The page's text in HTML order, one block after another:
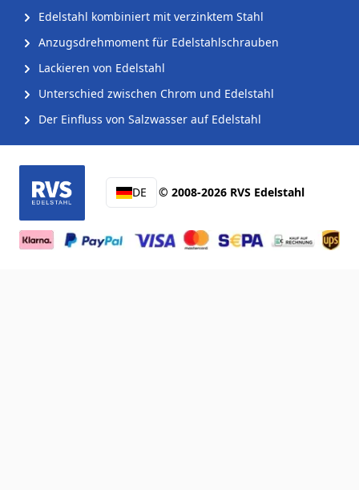
Edelstahl kombiniert mit verzinktem Stahl
Anzugsdrehmoment für Edelstahlschrauben
Lackieren von Edelstahl
Unterschied zwischen Chrom und Edelstahl
Der Einfluss von Salzwasser auf Edelstahl
DE © 2008-2026 RVS Edelstahl